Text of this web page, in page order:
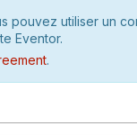
pouvez utiliser un
Eventor.
.